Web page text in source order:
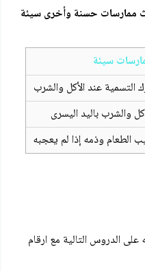
ممارسات حسنة وأخرى سيئة
سيئة
التسمية عند الأكل والشرب
والشرب باليد اليسرى
الطعام وذمه إذا لم يعجبه
الدروس التالية مع ارقام